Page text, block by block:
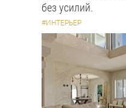
без усилий.
#ИНТЕРЬЕР